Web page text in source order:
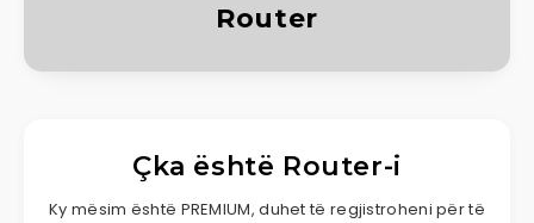
Router
Çka është Router-i
Ky mësim është PREMIUM, duhet të regjistroheni për të